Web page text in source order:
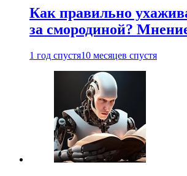
Как правильно
за смородиной?
1 год спустя10 месяцев спустя